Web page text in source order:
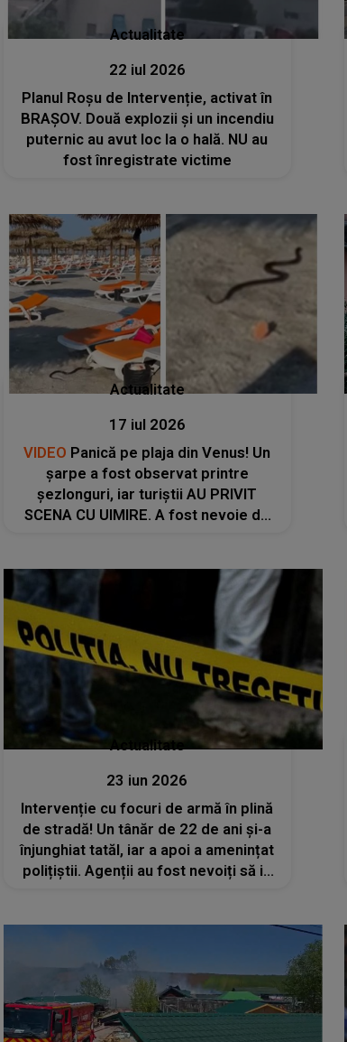
Actualitate
22 iul 2026
Planul Roșu de Intervenție, activat în
BRAȘOV. Două explozii și un incendiu
puternic au avut loc la o hală. NU au
fost înregistrate victime
Actualitate
17 iul 2026
VIDEO Panică pe plaja din Venus! Un
şarpe a fost observat printre
şezlonguri, iar turiştii AU PRIVIT
SCENA CU UIMIRE. A fost nevoie de
Actualitate
23 iun 2026
Intervenție cu focuri de armă în plină
de stradă! Un tânăr de 22 de ani și-a
înjunghiat tatăl, iar a apoi a amenințat
polițiștii. Agenții au fost nevoiți să ia